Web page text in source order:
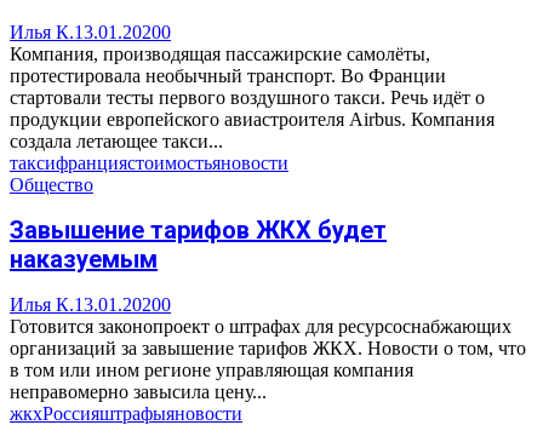
Илья К.13.01.20200
Компания, производящая пассажирские самолёты,
протестировала необычный транспорт. Во Франции
стартовали тесты первого воздушного такси. Речь идёт о
продукции европейского авиастроителя Airbus. Компания
создала летающее такси...
таксифранциястоимостьяновости
Общество
Завышение тарифов ЖКХ будет
наказуемым
Илья К.13.01.20200
Готовится законопроект о штрафах для ресурсоснабжающих
организаций за завышение тарифов ЖКХ. Новости о том, что
в том или ином регионе управляющая компания
неправомерно завысила цену...
жкхРоссияштрафыяновости